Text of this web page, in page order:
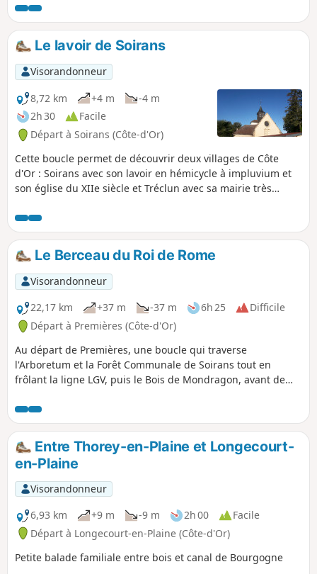
Le lavoir de Soirans
Visorandonneur
8,72 km
+4 m
-4 m
2h 30
Facile
Départ à Soirans (Côte-d'Or)
Cette boucle permet de découvrir deux villages de Côte
d'Or : Soirans avec son lavoir en hémicycle à impluvium et
son église du XIIe siècle et Tréclun avec sa mairie très
commun.
Le Berceau du Roi de Rome
Visorandonneur
22,17 km
+37 m -37 m 6h 25
Difficile
Départ à Premières (Côte-d'Or)
Au départ de Premières, une boucle qui traverse
l'Arboretum et la Forêt Communale de Soirans tout en
frôlant la ligne LGV, puis le Bois de Mondragon, avant de
étangs, pour finalement observer le berceau du Roi de
Rome.
Entre Thorey-en-Plaine et Longecourt-
en-Plaine
Visorandonneur
6,93 km
+9 m -9 m 2h 00
Facile
Départ à Longecourt-en-Plaine (Côte-d'Or)
Petite balade familiale entre bois et canal de Bourgogne